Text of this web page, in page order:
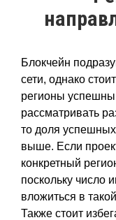
Блокчейн
сети, однако
регионы
рассматривать
то доля
выше. Если
конкретный
поскольку число
вложиться в
Также стоит